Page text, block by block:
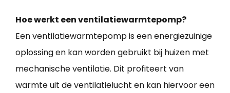
Hoe werkt een ventilatiewarmtepomp?
Een ventilatiewarmtepomp is een energiezuinige
oplossing en kan worden gebruikt bij huizen met
mechanische ventilatie. Dit profiteert van
warmte uit de ventilatielucht en kan hiervoor een